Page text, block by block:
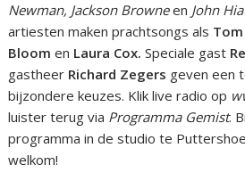
Newman, Jackson Browneen John
artiesten maken prachtsongs als
Bloomen Laura Cox. Speciale gast
gastheer Richard Zegers geven een
bijzondere keuzes. Klik live radio op
luister terug via Programma Gemist.
programma in de studio te
welkom!